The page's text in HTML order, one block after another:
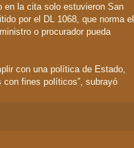
en la cita solo estuvieron San
por el DL 1068, que norma el
o procurador pueda
con una política de Estado,
con fines políticos”, subrayó